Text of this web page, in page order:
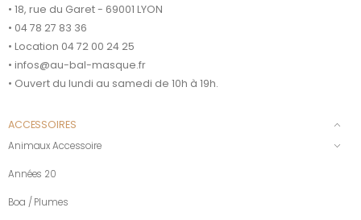
• 18, rue du Garet - 69001 LYON
• 04 78 27 83 36
• Location 04 72 00 24 25
• infos@au-bal-masque.fr
• Ouvert du lundi au samedi de 10h à 19h.
ACCESSOIRES
Animaux Accessoire
Années 20
Boa / Plumes